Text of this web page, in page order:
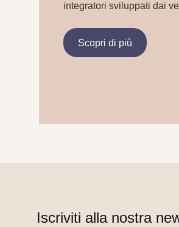
integratori sviluppati dai
Scopri di più
Iscriviti alla nostra